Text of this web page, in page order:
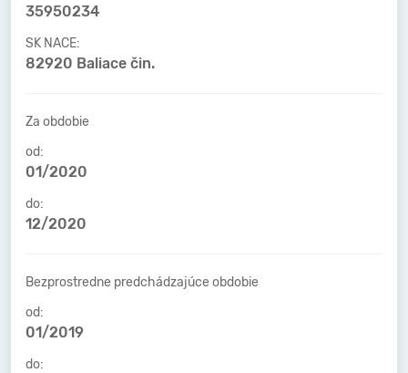
35950234
SK NACE:
82920 Baliace čin.
Za obdobie
od:
01/2020
do:
12/2020
Bezprostredne predchádzajúce obdobie
od:
01/2019
do: